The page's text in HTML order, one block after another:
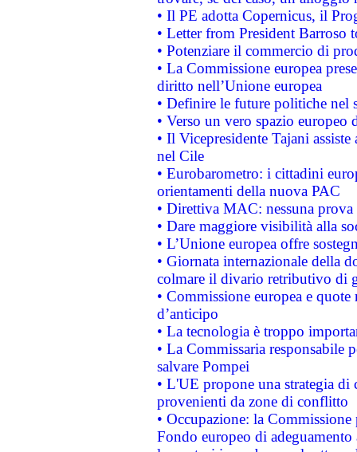
• Il PE adotta Copernicus, il
• Letter from President Barroso
• Potenziare il commercio di
• La Commissione europea
diritto nell’Unione europea
• Definire le future politiche nel
• Verso un vero spazio
• Il Vicepresidente Tajani
nel Cile
• Eurobarometro: i cittadini
orientamenti della nuova PAC
• Direttiva MAC: nessuna
• Dare maggiore visibilità alla
• L’Unione europea offre
• Giornata internazionale della
colmare il divario retributivo di
• Commissione europea e
d’anticipo
• La tecnologia è troppo
• La Commissaria responsabile
salvare Pompei
• L'UE propone una strategia
provenienti da zone di conflitto
• Occupazione: la
Fondo europeo di